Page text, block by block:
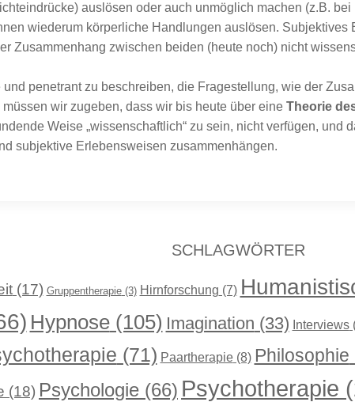
auslösen oder auch unmöglich machen (z.B.
wiederum körperliche Handlungen auslösen. Subjektives
Zusammenhang zwischen beiden (heute noch) nicht
penetrant zu beschreiben, die Fragestellung, wie der
wir zugeben, dass wir bis heute über eine Theorie
Weise „wissenschaftlich“ zu sein, nicht verfügen, und
subjektive Erlebensweisen zusammenhängen.
SCHLAGWÖRTER
(17) Gruppentherapie(3) Hirnforschung (7)
Hypnose(105) Imagination (33) Interviews
(71) Paartherapie(8) Philosophie
(18) Psychologie (66) Psychotherapie